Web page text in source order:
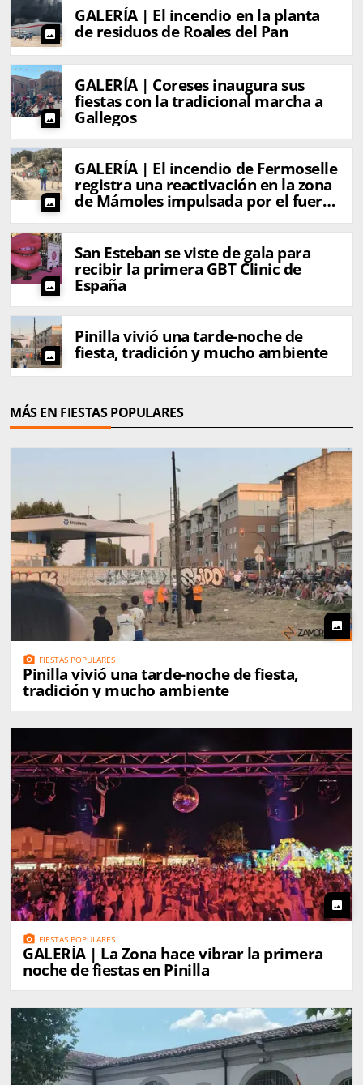
photo
GALERÍA | El incendio en la planta
de residuos de Roales del Pan
photo
GALERÍA | Coreses inaugura sus
fiestas con la tradicional marcha a
Gallegos
photo
GALERÍA | El incendio de Fermoselle
registra una reactivación en la zona
de Mámoles impulsada por el fuerte
photo
San Esteban se viste de gala para
recibir la primera GBT Clinic de
España
photo
Pinilla vivió una tarde-noche de
fiesta, tradición y mucho ambiente
MÁS EN FIESTAS POPULARES
photo
photo_camera FIESTAS POPULARES
Pinilla vivió una tarde-noche de fiesta,
tradición y mucho ambiente
photo
photo_camera FIESTAS POPULARES
GALERÍA | La Zona hace vibrar la primera
noche de fiestas en Pinilla